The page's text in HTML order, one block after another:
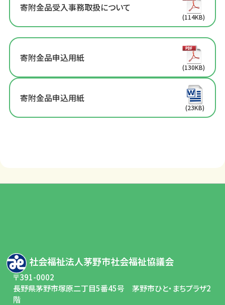
寄附金品受入事務取扱について
(114KB)
寄附金品申込用紙
(130KB)
寄附金品申込用紙
(23KB)
社会福祉法人茅野市社会福祉協議会
〒391-0002
長野県茅野市塚原二丁目5番45号 茅野市ひと・まちプラザ2
階